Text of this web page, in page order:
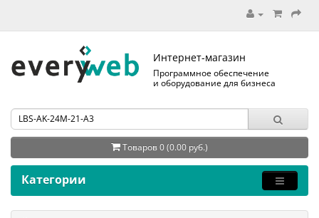
Интернет-магазин
Программное обеспечение
и оборудование для бизнеса
Товаров 0 (0.00 руб.)
Категории